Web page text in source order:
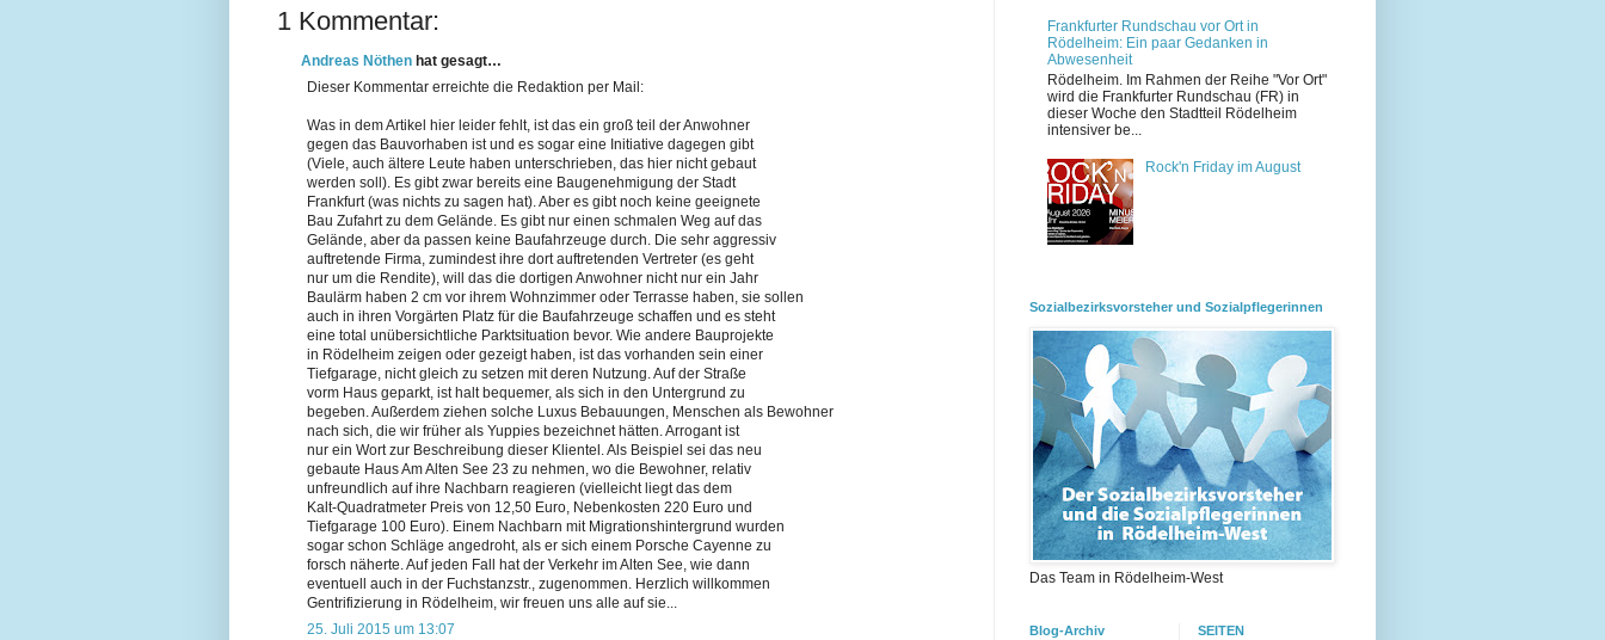
1 Kommentar:
Andreas Nöthen hat gesagt…
Dieser Kommentar erreichte die Redaktion per Mail:
Was in dem Artikel hier leider fehlt, ist das ein groß teil der Anwohner
gegen das Bauvorhaben ist und es sogar eine Initiative dagegen gibt
(Viele, auch ältere Leute haben unterschrieben, das hier nicht gebaut
werden soll). Es gibt zwar bereits eine Baugenehmigung der Stadt
Frankfurt (was nichts zu sagen hat). Aber es gibt noch keine geeignete
Bau Zufahrt zu dem Gelände. Es gibt nur einen schmalen Weg auf das
Gelände, aber da passen keine Baufahrzeuge durch. Die sehr aggressiv
auftretende Firma, zumindest ihre dort auftretenden Vertreter (es geht
nur um die Rendite), will das die dortigen Anwohner nicht nur ein Jahr
Baulärm haben 2 cm vor ihrem Wohnzimmer oder Terrasse haben, sie sollen
auch in ihren Vorgärten Platz für die Baufahrzeuge schaffen und es steht
eine total unübersichtliche Parktsituation bevor. Wie andere Bauprojekte
in Rödelheim zeigen oder gezeigt haben, ist das vorhanden sein einer
Tiefgarage, nicht gleich zu setzen mit deren Nutzung. Auf der Straße
vorm Haus geparkt, ist halt bequemer, als sich in den Untergrund zu
begeben. Außerdem ziehen solche Luxus Bebauungen, Menschen als Bewohner
nach sich, die wir früher als Yuppies bezeichnet hätten. Arrogant ist
nur ein Wort zur Beschreibung dieser Klientel. Als Beispiel sei das neu
gebaute Haus Am Alten See 23 zu nehmen, wo die Bewohner, relativ
unfreundlich auf ihre Nachbarn reagieren (vielleicht liegt das dem
Kalt-Quadratmeter Preis von 12,50 Euro, Nebenkosten 220 Euro und
Tiefgarage 100 Euro). Einem Nachbarn mit Migrationshintergrund wurden
sogar schon Schläge angedroht, als er sich einem Porsche Cayenne zu
forsch näherte. Auf jeden Fall hat der Verkehr im Alten See, wie dann
eventuell auch in der Fuchstanzstr., zugenommen. Herzlich willkommen
Gentrifizierung in Rödelheim, wir freuen uns alle auf sie...
25. Juli 2015 um 13:07
Frankfurter Rundschau vor Ort in
Rödelheim: Ein paar Gedanken in
Abwesenheit
Rödelheim. Im Rahmen der Reihe "Vor Ort"
wird die Frankfurter Rundschau (FR) in
dieser Woche den Stadtteil Rödelheim
intensiver be...
Rock'n Friday im August
Sozialbezirksvorsteher und Sozialpflegerinnen
Das Team in Rödelheim-West
Blog-Archiv SEITEN